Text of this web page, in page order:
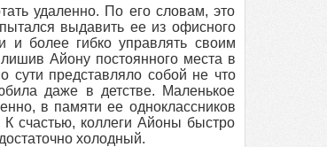
удаленно. По его словам, это
выдавить ее из офисного
и более гибко управлять своим
Айону постоянного места в
сути представляло собой не что
даже в детстве. Маленькое
в памяти ее одноклассников
счастью, коллеги Айоны быстро
холодный.